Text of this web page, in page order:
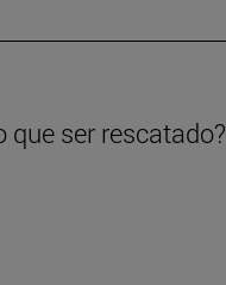
que ser rescatado?